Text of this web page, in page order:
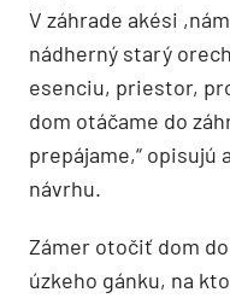
V záhrade akési
nádherný starý
esenciu, priestor,
dom otáčame do
prepájame,“
návrhu.
Zámer otočiť dom
úzkeho gánku, na